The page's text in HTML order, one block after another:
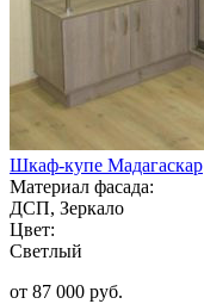
Шкаф-купе Мадагаскар
Материал фасада:
ДСП, Зеркало
Цвет:
Светлый
от 87 000 руб.